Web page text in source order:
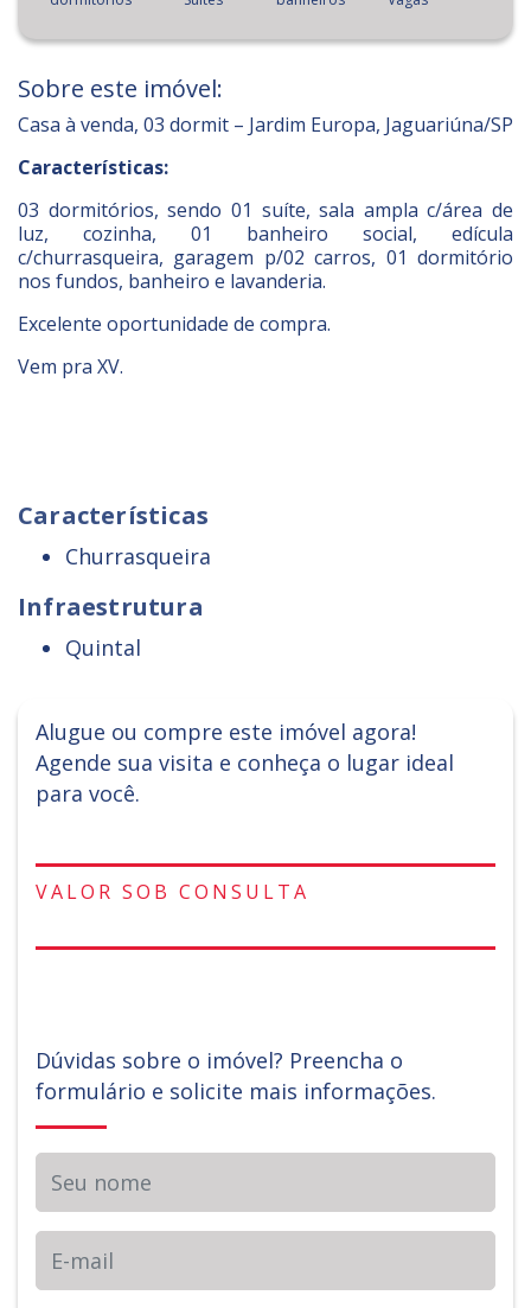
Sobre este imóvel:
Casa à venda, 03 dormit – Jardim Europa, Jaguariúna/SP
Características:
03 dormitórios, sendo 01 suíte, sala ampla c/área de
luz, cozinha, 01 banheiro social, edícula
c/churrasqueira, garagem p/02 carros, 01 dormitório
nos fundos, banheiro e lavanderia.
Excelente oportunidade de compra.
Vem pra XV.
Características
Churrasqueira
Infraestrutura
Quintal
Alugue ou compre este imóvel agora!
Agende sua visita e conheça o lugar ideal
para você.
VALOR SOB CONSULTA
Dúvidas sobre o imóvel? Preencha o
formulário e solicite mais informações.